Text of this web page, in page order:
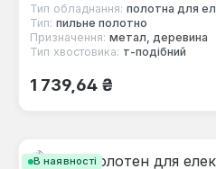
Тип обладнання: полотна для
Тип: пильне полотно
Призначення: метал, деревина
Тип хвостовика: т-подібний
Звичайна ціна:
1 739,64 ₴
В наявності